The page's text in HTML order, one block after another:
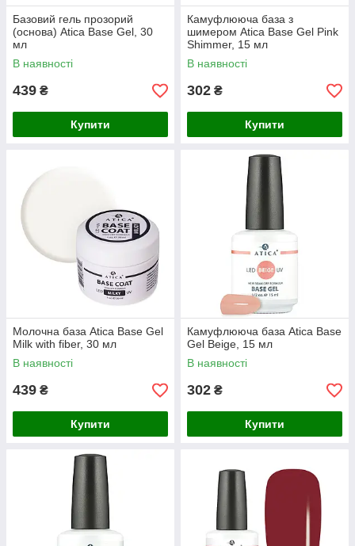
Базовий гель прозорий
(основа) Atica Base Gel, 30
мл
В наявності
439 ₴
Купити
Камуфлююча база з
шимером Atica Base Gel Pink
Shimmer, 15 мл
В наявності
302 ₴
Купити
Молочна база Atica Base Gel
Milk with fiber, 30 мл
В наявності
439 ₴
Купити
Камуфлююча база Atica Base
Gel Beige, 15 мл
В наявності
302 ₴
Купити